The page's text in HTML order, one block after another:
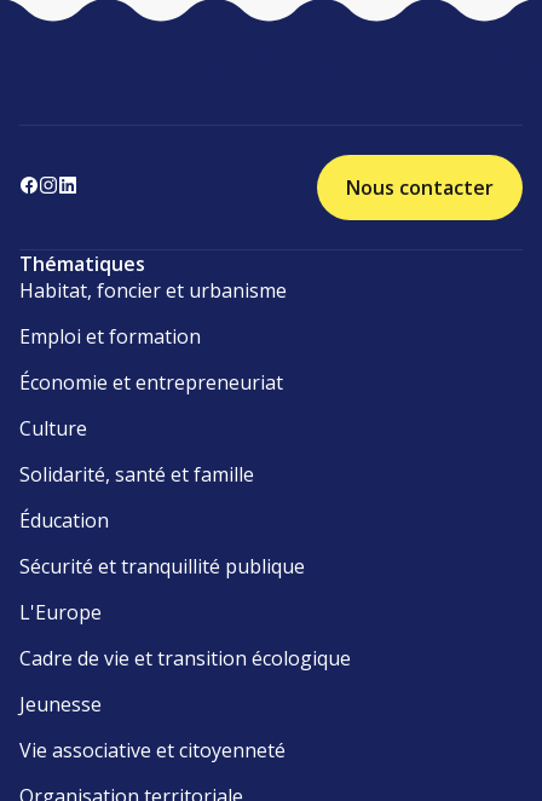
Nous contacter
Thématiques
Habitat, foncier et urbanisme
Emploi et formation
Économie et entrepreneuriat
Culture
Solidarité, santé et famille
Éducation
Sécurité et tranquillité publique
L'Europe
Cadre de vie et transition écologique
Jeunesse
Vie associative et citoyenneté